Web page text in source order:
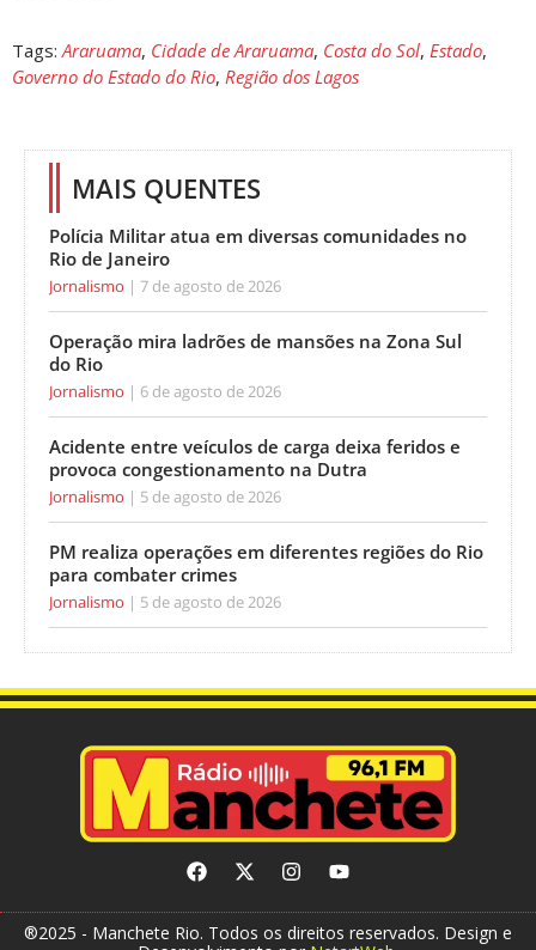
Tags: Araruama, Cidade de Araruama, Costa do Sol, Estado,
Governo do Estado do Rio, Região dos Lagos
MAIS QUENTES
Polícia Militar atua em diversas comunidades no
Rio de Janeiro
Jornalismo 7 de agosto de 2026
Operação mira ladrões de mansões na Zona Sul
do Rio
Jornalismo 6 de agosto de 2026
Acidente entre veículos de carga deixa feridos e
provoca congestionamento na Dutra
Jornalismo 5 de agosto de 2026
PM realiza operações em diferentes regiões do Rio
para combater crimes
Jornalismo 5 de agosto de 2026
®2025 - Manchete Rio. Todos os direitos reservados. Design e